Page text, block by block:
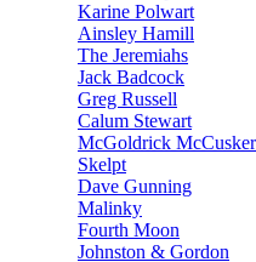
Karine Polwart
Ainsley Hamill
The Jeremiahs
Jack Badcock
Greg Russell
Calum Stewart
McGoldrick
Skelpt
Dave Gunning
Malinky
Fourth Moon
Johnston & Gordon